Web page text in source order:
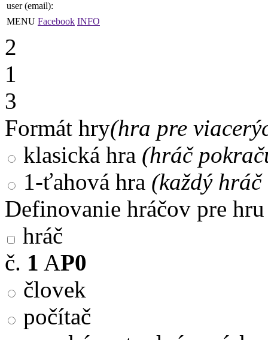
user (email):
MENU Facebook INFO
2
1
3
Formát hry(hra pre
klasická hra (hráč
1-ťahová hra (každý
Definovanie hráčov pre hru
hráč
č. 1 AP0
človek
počítač